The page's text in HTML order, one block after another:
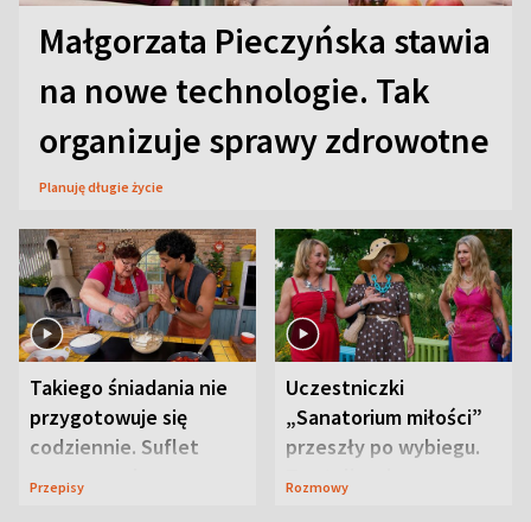
Małgorzata Pieczyńska stawia
na nowe technologie. Tak
organizuje sprawy zdrowotne
Planuję długie życie
Takiego śniadania nie
przygotowuje się
codziennie. Suflet
serowy zachwyca
Przepisy
Uczestniczki
„Sanatorium miłości”
przeszły po wybiegu.
Te stylizacje
Rozmowy